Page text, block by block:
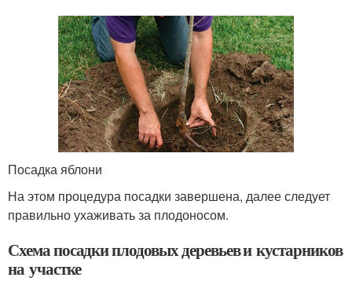
Посадка яблони
На этом процедура посадки завершена, далее следует
правильно ухаживать за плодоносом.
Схема посадки плодовых деревьев и кустарников
на участке